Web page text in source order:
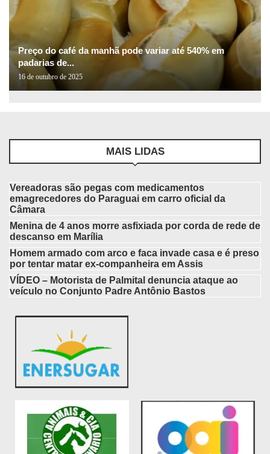
Preço do café da manhã pode variar até 540% em
padarias de...
16 de outubro de 2025
MAIS LIDAS
Vereadoras são pegas com medicamentos
emagrecedores do Paraguai em carro oficial da
Câmara
Menina de 4 anos morre asfixiada por corda de rede de
descanso em Marília
Homem armado com arco e faca invade casa e é preso
por tentar matar ex-companheira em Assis
VÍDEO – Motorista de Palmital denuncia ataque ao
veículo no Conjunto Padre Antônio Bastos